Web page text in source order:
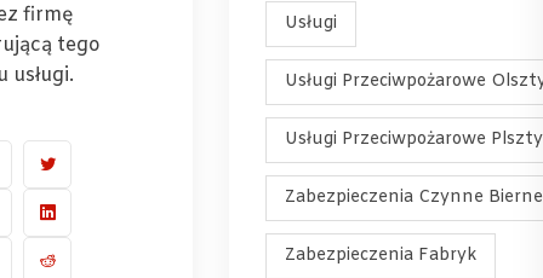
firmę
tego
usługi.
Usługi
Usługi Przeciwpożarowe
Usługi Przeciwpożarowe
Zabezpieczenia Czynne Bierne
Zabezpieczenia Fabryk